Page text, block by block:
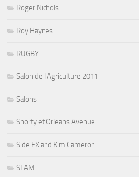
Roger Nichols
Roy Haynes
RUGBY
Salon de l'Agriculture 2011
Salons
Shorty et Orleans Avenue
Side FX and Kim Cameron
SLAM